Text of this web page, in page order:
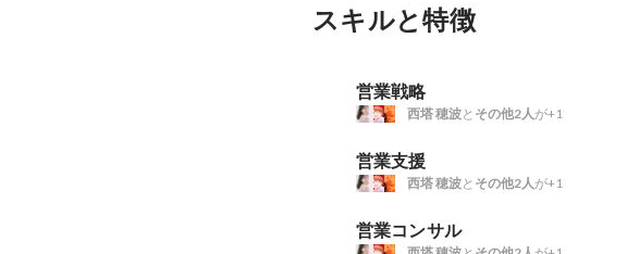
スキルと特徴
営業戦略
西塔 穂波と その他2人 が+1
営業支援
西塔 穂波と その他2人 が+1
営業コンサル